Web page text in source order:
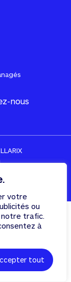
votre
ou
notre trafic.
à
tout
nous
PULSE